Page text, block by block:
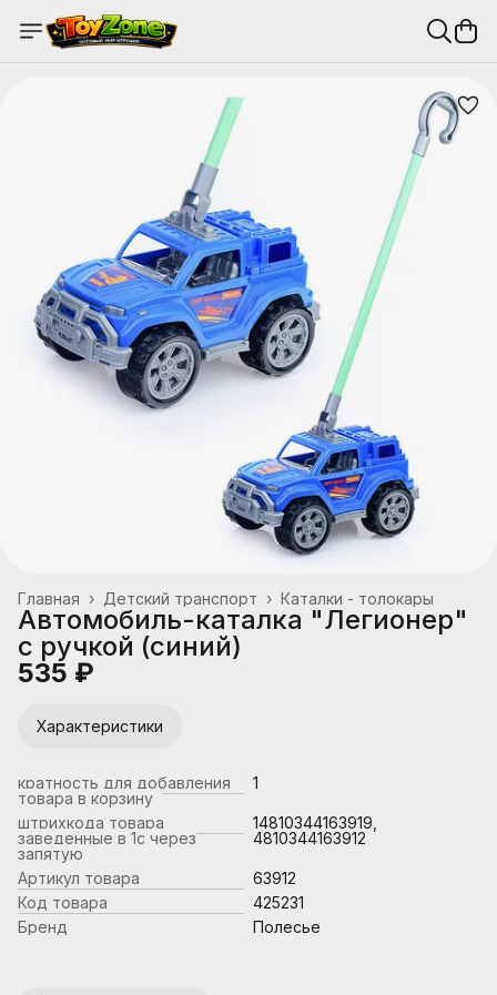
Каталки - толокары
Детский транспорт ›
Главная ›
Автомобиль-каталка "Легионер"
с ручкой (синий)
535 ₽
Характеристики
кратность для добавления
товара в корзину
1
штрихкода товара
заведенные в 1с через
запятую
14810344163919,
4810344163912
Артикул товара
63912
Код товара
425231
Бренд
Полесье